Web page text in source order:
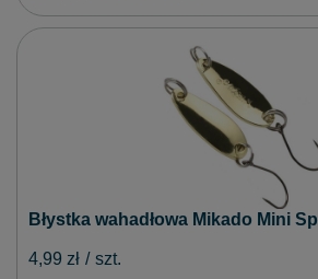
Błystka wahadłowa Mikado Mini
4,99 zł / szt.